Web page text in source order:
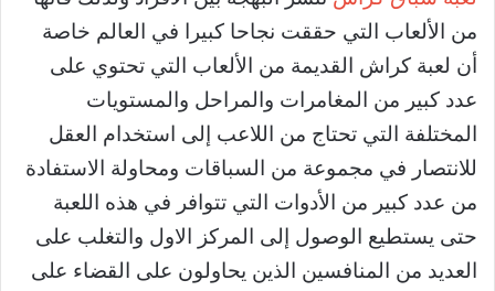
من الألعاب التي حققت نجاحا كبيرا في العالم خاصة
أن لعبة كراش القديمة من الألعاب التي تحتوي على
عدد كبير من المغامرات والمراحل والمستويات
المختلفة التي تحتاج من اللاعب إلى استخدام العقل
للانتصار في مجموعة من السباقات ومحاولة الاستفادة
من عدد كبير من الأدوات التي تتوافر في هذه اللعبة
حتى يستطيع الوصول إلى المركز الاول والتغلب على
العديد من المنافسين الذين يحاولون على القضاء على